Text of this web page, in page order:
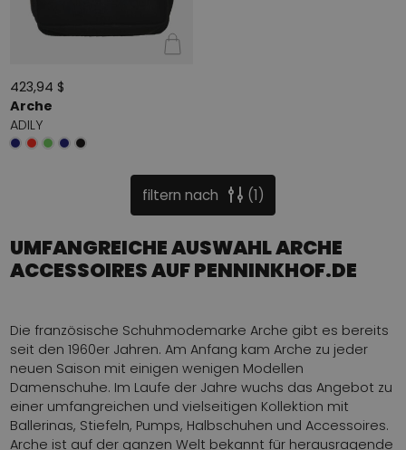
423,94 $
Arche
ADILY
filtern nach 1
UMFANGREICHE AUSWAHL ARCHE
ACCESSOIRES AUF PENNINKHOF.DE
Die französische Schuhmodemarke Arche gibt es bereits
seit den 1960er Jahren. Am Anfang kam Arche zu jeder
neuen Saison mit einigen wenigen Modellen
Damenschuhe. Im Laufe der Jahre wuchs das Angebot zu
einer umfangreichen und vielseitigen Kollektion mit
Ballerinas, Stiefeln, Pumps, Halbschuhen und Accessoires.
Arche ist auf der ganzen Welt bekannt für herausragende